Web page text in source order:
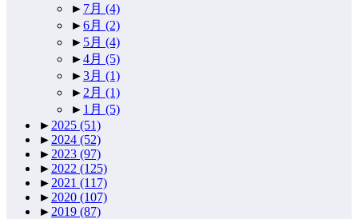
► 7月 (4)
►6月 (2)
► 5月 (4)
►4月 (5)
►3月 (1)
► 2月 (1)
► 1月 (5)
► 2025 (51)
► 2024 (52)
► 2023 (97)
► 2022 (125)
► 2021 (117)
► 2020 (107)
► 2019 (87)